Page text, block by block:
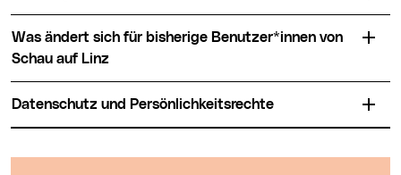
Was ändert sich für bisherige Benutzer*innen von
Schau auf Linz
Datenschutz und Persönlichkeitsrechte